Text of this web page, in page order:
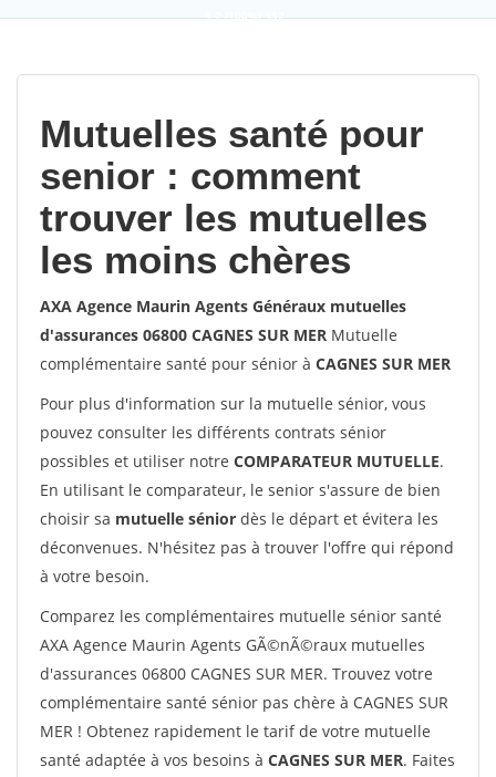
9,2(100%)452
Mutuelles santé pour
senior : comment
trouver les mutuelles
les moins chères
AXA Agence Maurin Agents Généraux mutuelles
d'assurances 06800 CAGNES SUR MER Mutuelle
complémentaire santé pour sénior à CAGNES SUR MER
Pour plus d'information sur la mutuelle sénior, vous
pouvez consulter les différents contrats sénior
possibles et utiliser notre COMPARATEUR MUTUELLE.
En utilisant le comparateur, le senior s'assure de bien
choisir sa mutuelle sénior dès le départ et évitera les
déconvenues. N'hésitez pas à trouver l'offre qui répond
à votre besoin.
Comparez les complémentaires mutuelle sénior santé
AXA Agence Maurin Agents GÃ©nÃ©raux mutuelles
d'assurances 06800 CAGNES SUR MER. Trouvez votre
complémentaire santé sénior pas chère à CAGNES SUR
MER ! Obtenez rapidement le tarif de votre mutuelle
santé adaptée à vos besoins à CAGNES SUR MER. Faites